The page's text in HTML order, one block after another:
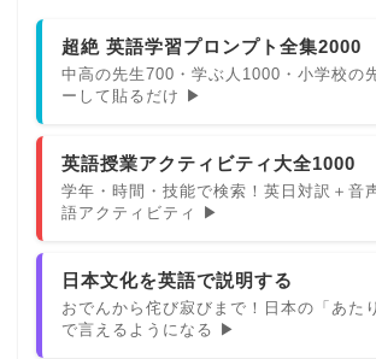
超絶 英語学習プロンプト全集2000
中高の先生700・学ぶ人1000・小学校の
ーして貼るだけ ▶
英語授業アクティビティ大全1000
学年・時間・技能で検索！英日対訳＋音
語アクティビティ ▶
日本文化を英語で説明する
おでんから侘び寂びまで！日本の「あた
で言えるようになる ▶